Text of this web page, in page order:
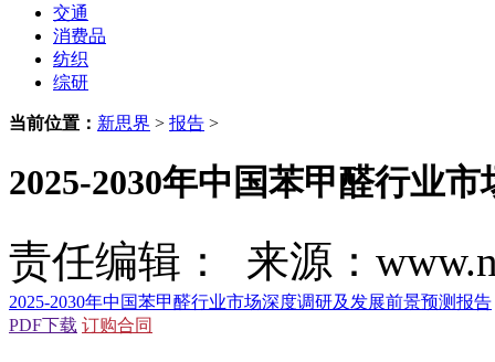
交通
消费品
纺织
综研
当前位置： 新思界 > 报告 >
2025-2030年中国苯甲醛行业
责任编辑： 来源：
2025-2030年中国苯甲醛行业市场深度调研及发展前景预测报告
PDF下载 订购合同